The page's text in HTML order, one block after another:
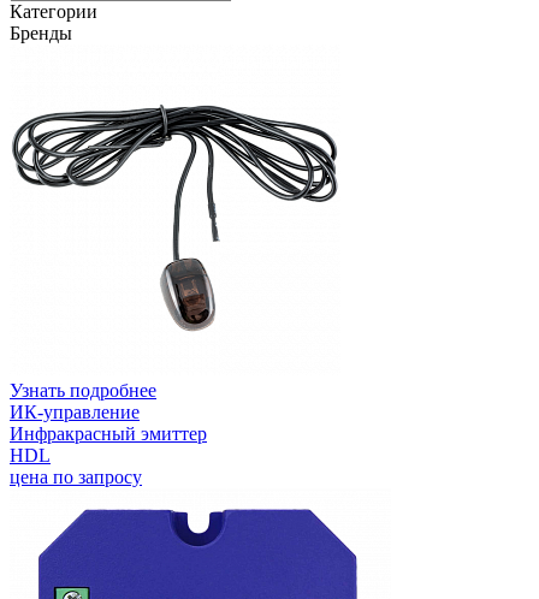
Категории
Бренды
Узнать подробнее
ИК-управление
Инфракрасный эмиттер
HDL
цена по запросу